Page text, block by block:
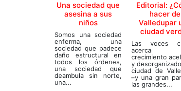
Una sociedad que
asesina a sus
niños
Somos una sociedad
enferma, una
sociedad que padece
daño estructural en
todos los órdenes,
una sociedad que
deambula sin norte,
una...
Editorial:
hacer de
Valledupar
ciudad
Las voces
acerca
crecimiento
y
ciudad de
–y una gran
las grandes...